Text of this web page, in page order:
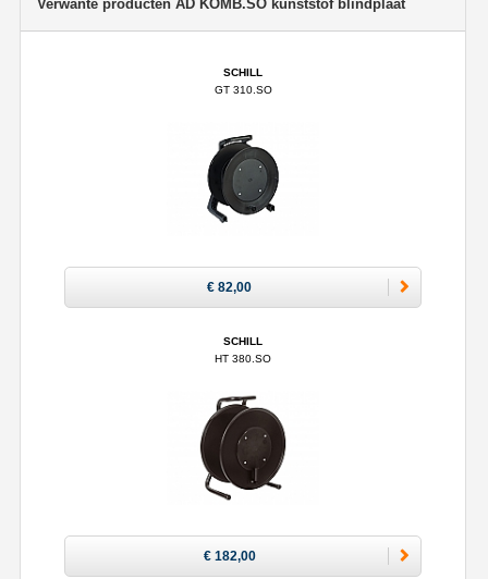
Verwante producten AD KOMB.SO kunststof blindplaat
SCHILL
GT 310.SO
€ 82,00
SCHILL
HT 380.SO
€ 182,00